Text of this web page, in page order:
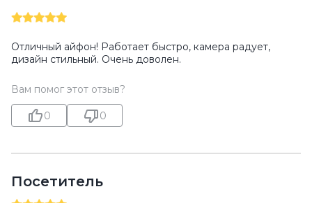
Отличный айфон! Работает быстро, камера радует,
дизайн стильный. Очень доволен.
Вам помог этот отзыв?
0 0
Посетитель